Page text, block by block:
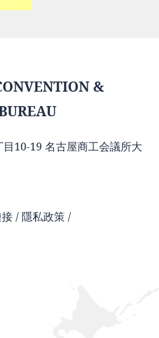
&
10-19 名古屋商工会議所大
隱私政策